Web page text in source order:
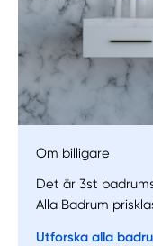
Välj
Om billigare
Det är 3st
Alla Badrum
Utforska alla